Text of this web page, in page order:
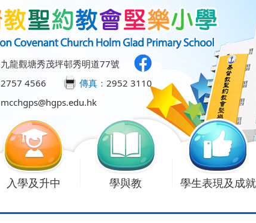
九龍觀塘秀茂坪邨秀明道77號
2757 4566 傳真： 2952 3110
mcchgps@hgps.edu.hk
入學及升中 學與教 學生表現及成就